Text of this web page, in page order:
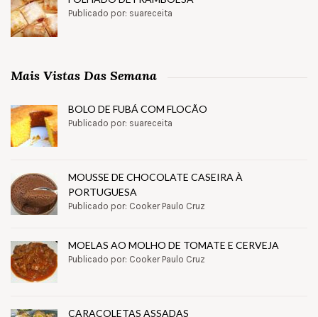
Publicado por: suareceita
Mais Vistas Das Semana
BOLO DE FUBÁ COM FLOCÃO
Publicado por: suareceita
MOUSSE DE CHOCOLATE CASEIRA À
PORTUGUESA
Publicado por: Cooker Paulo Cruz
MOELAS AO MOLHO DE TOMATE E CERVEJA
Publicado por: Cooker Paulo Cruz
CARACOLETAS ASSADAS